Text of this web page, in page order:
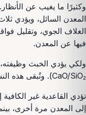
وكثيرًا ما يغيب عن
المعدن السائل، ويؤدي
الغلاف الجوي، وتقليل
فيها عن المعدن.
ولكي يؤدي الخبث
CaO/SiO₂). وتُبقى هذه النسبة عمومًا بين 2.5 و4 حسب نوع الإنتاج.
تؤدي القاعدية غير
إلى المعدن مرة أخرى،